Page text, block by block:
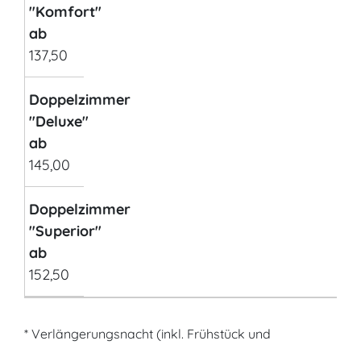
"Komfort"
ab
137,50
Doppelzimmer
"Deluxe"
ab
145,00
Doppelzimmer
"Superior"
ab
152,50
* Verlängerungsnacht (inkl. Frühstück und